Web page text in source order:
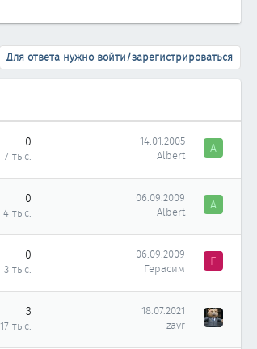
Для ответа нужно войти/зарегистрироваться
0
7 тыс.
14.01.2005
Albert
A
0
4 тыс.
06.09.2009
Albert
A
0
3 тыс.
06.09.2009
Герасим
Г
3
17 тыс.
18.07.2021
zavr